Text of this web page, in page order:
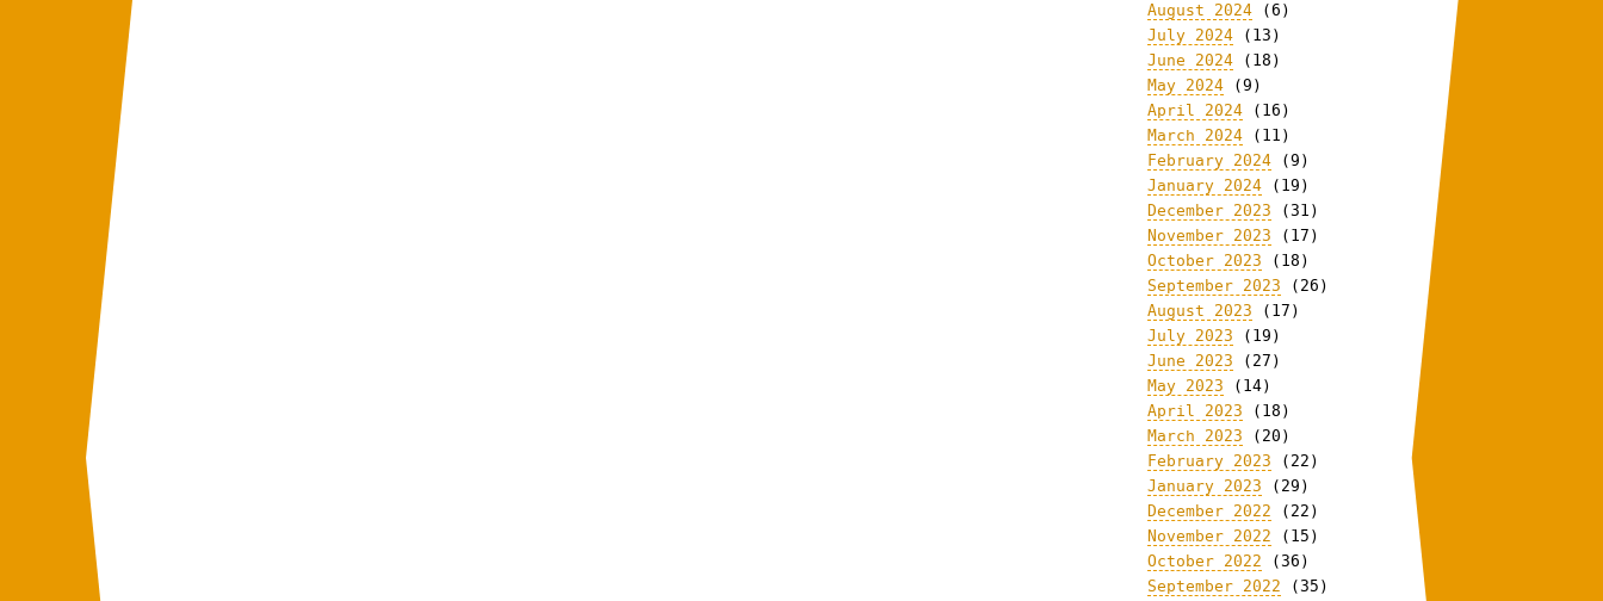
August 2024 (6)
July 2024 (13)
June 2024 (18)
May 2024 (9)
April 2024 (16)
March 2024 (11)
February 2024 (9)
January 2024 (19)
December 2023 (31)
November 2023 (17)
October 2023 (18)
September 2023 (26)
August 2023 (17)
July 2023 (19)
June 2023 (27)
May 2023 (14)
April 2023 (18)
March 2023 (20)
February 2023 (22)
January 2023 (29)
December 2022 (22)
November 2022 (15)
October 2022 (36)
September 2022 (35)